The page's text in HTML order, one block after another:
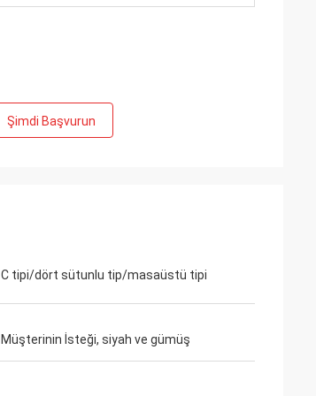
Şimdi Başvurun
C tipi/dört sütunlu tip/masaüstü tipi
Müşterinin İsteği, siyah ve gümüş